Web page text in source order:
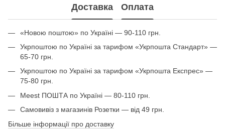
Доставка Оплата
«Новою поштою» по Україні — 90-110 грн.
Укрпоштою по Україні за тарифом «Укрпошта Стандарт» —
65-70 грн.
Укрпоштою по Україні за тарифом «Укрпошта Експрес» —
75-80 грн.
Meest ПОШТА по Україні — 80-110 грн.
Самовивіз з магазинів Розетки — від 49 грн.
Більше інформації про доставку